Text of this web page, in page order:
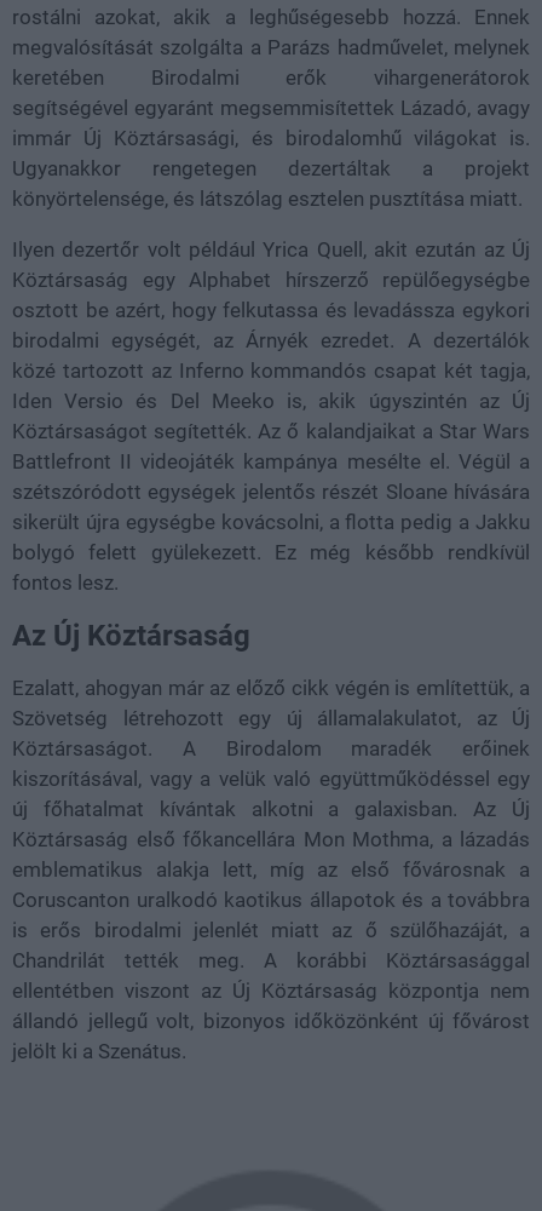
rostálni azokat, akik a leghűségesebb hozzá. Ennek
megvalósítását szolgálta a Parázs hadművelet, melynek
keretében Birodalmi erők vihargenerátorok
segítségével egyaránt megsemmisítettek Lázadó, avagy
immár Új Köztársasági, és birodalomhű világokat is.
Ugyanakkor rengetegen dezertáltak a projekt
könyörtelensége, és látszólag esztelen pusztítása miatt.
Ilyen dezertőr volt például Yrica Quell, akit ezután az Új
Köztársaság egy Alphabet hírszerző repülőegységbe
osztott be azért, hogy felkutassa és levadássza egykori
birodalmi egységét, az Árnyék ezredet. A dezertálók
közé tartozott az Inferno kommandós csapat két tagja,
Iden Versio és Del Meeko is, akik úgyszintén az Új
Köztársaságot segítették. Az ő kalandjaikat a Star Wars
Battlefront II videojáték kampánya mesélte el. Végül a
szétszóródott egységek jelentős részét Sloane hívására
sikerült újra egységbe kovácsolni, a flotta pedig a Jakku
bolygó felett gyülekezett. Ez még később rendkívül
fontos lesz.
Az Új Köztársaság
Ezalatt, ahogyan már az előző cikk végén is említettük, a
Szövetség létrehozott egy új államalakulatot, az Új
Köztársaságot. A Birodalom maradék erőinek
kiszorításával, vagy a velük való együttműködéssel egy
új főhatalmat kívántak alkotni a galaxisban. Az Új
Köztársaság első főkancellára Mon Mothma, a lázadás
emblematikus alakja lett, míg az első fővárosnak a
Coruscanton uralkodó kaotikus állapotok és a továbbra
is erős birodalmi jelenlét miatt az ő szülőhazáját, a
Chandrilát tették meg. A korábbi Köztársasággal
ellentétben viszont az Új Köztársaság központja nem
állandó jellegű volt, bizonyos időközönként új fővárost
jelölt ki a Szenátus.